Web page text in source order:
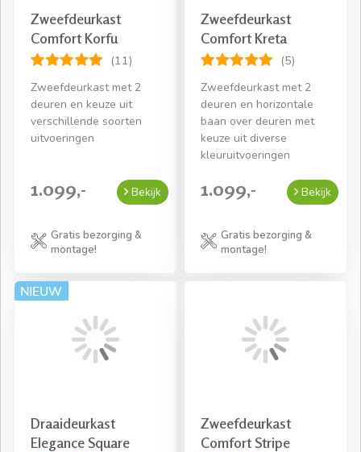
Zweefdeurkast
Comfort Korfu
(11)
Zweefdeurkast met 2
deuren en keuze uit
verschillende soorten
uitvoeringen
1.099,- Bekijk
Gratis bezorging &
montage!
Zweefdeurkast
Comfort Kreta
(5)
Zweefdeurkast met 2
deuren en horizontale
baan over deuren met
keuze uit diverse
kleuruitvoeringen
1.099,- Bekijk
Gratis bezorging &
montage!
Draaideurkast
Elegance Square
Zweefdeurkast
Comfort Stripe